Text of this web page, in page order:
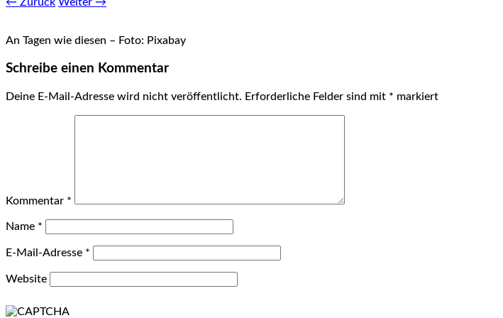
An Tagen wie diesen – Foto: Pixabay
Schreibe einen Kommentar
Deine E-Mail-Adresse wird nicht veröffentlicht. Erforderliche Felder sind mit * markiert
Kommentar *
Name *
E-Mail-Adresse *
Website